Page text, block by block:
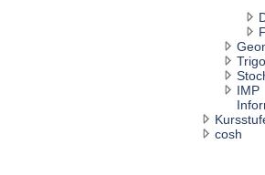
IMP
cosh